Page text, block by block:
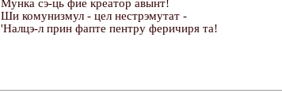
Мунка сэ-ць фие креатор авынт!
Ши комунизмул - цел нестрэмутат -
'Налцэ-л прин фапте пентру феричиря та!